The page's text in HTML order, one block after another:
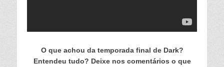
O que achou da temporada final de Dark?
Entendeu tudo? Deixe nos comentários o que